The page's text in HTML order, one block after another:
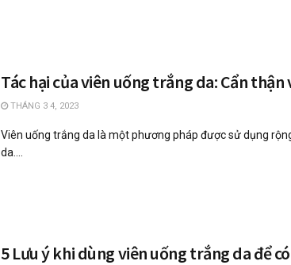
Tác hại của viên uống trắng da: Cẩn
THÁNG 3 4, 2023
Viên uống trắng da là một phương pháp được sử dụng
da....
5 Lưu ý khi dùng viên uống trắng da để